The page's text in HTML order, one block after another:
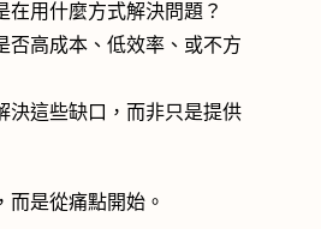
在用什麼方式解決問題？
否高成本、低效率、或不方
決這些缺口，而非只是提供
而是從痛點開始。